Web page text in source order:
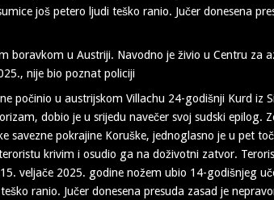
još petero ljudi teško ranio. Jučer donesena
boravkom u Austriji. Navodno je živio u Centru za
nije bio poznat policiji
počinio u austrijskom Villachu 24-godišnji Kurd iz
dobio je u srijedu navečer svoj sudski epilog.
savezne pokrajine Koruške, jednoglasno je u pet
krivim i osudio ga na doživotni zatvor.
veljače 2025. godine nožem ubio 14-godišnjeg
ranio. Jučer donesena presuda zasad je